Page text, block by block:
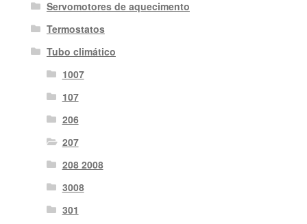
Servomotores de aquecimento
Termostatos
Tubo climático
1007
107
206
207
208 2008
3008
301